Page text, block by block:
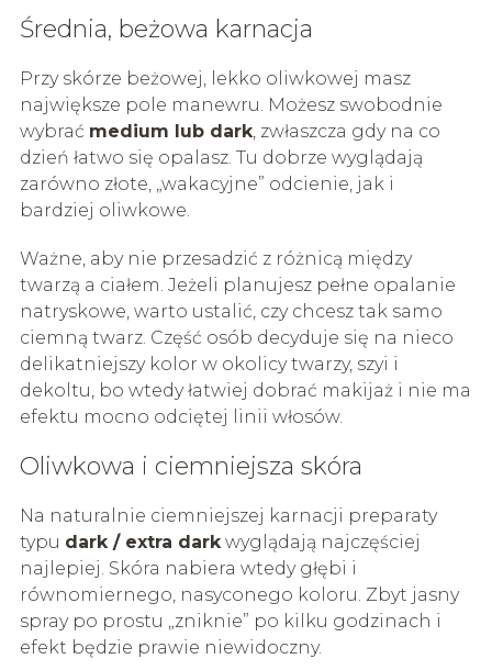
Średnia, beżowa karnacja
Przy skórze beżowej, lekko oliwkowej masz
największe pole manewru. Możesz swobodnie
wybrać medium lub dark, zwłaszcza gdy na co
dzień łatwo się opalasz. Tu dobrze wyglądają
zarówno złote, „wakacyjne” odcienie, jak i
bardziej oliwkowe.
Ważne, aby nie przesadzić z różnicą między
twarzą a ciałem. Jeżeli planujesz pełne opalanie
natryskowe, warto ustalić, czy chcesz tak samo
ciemną twarz. Część osób decyduje się na nieco
delikatniejszy kolor w okolicy twarzy, szyi i
dekoltu, bo wtedy łatwiej dobrać makijaż i nie ma
efektu mocno odciętej linii włosów.
Oliwkowa i ciemniejsza skóra
Na naturalnie ciemniejszej karnacji preparaty
typu dark / extra darkwyglądają najczęściej
najlepiej. Skóra nabiera wtedy głębi i
równomiernego, nasyconego koloru. Zbyt jasny
spray po prostu „zniknie” po kilku godzinach i
efekt będzie prawie niewidoczny.